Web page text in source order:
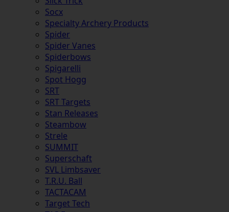
Socx
Specialty Archery Products
Spider
Spider Vanes
Spiderbows
Spigarelli
Spot Hogg
SRT
SRT Targets
Stan Releases
Steambow
Strele
SUMMIT
Superschaft
SVL Limbsaver
T.R.U. Ball
TACTACAM
Target Tech